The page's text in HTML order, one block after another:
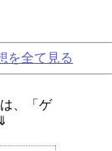
を全て見る
、「ゲ